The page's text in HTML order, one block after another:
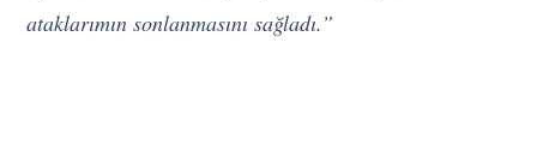
ataklarımın sonlanmasını sağladı.”